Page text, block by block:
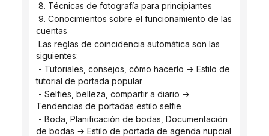
8. Técnicas de fotografía para principiantes
cuentas
siguientes:
tutorial de portada popular
Tendencias de portadas estilo selfie
de bodas → Estilo de portada de agenda nupcial